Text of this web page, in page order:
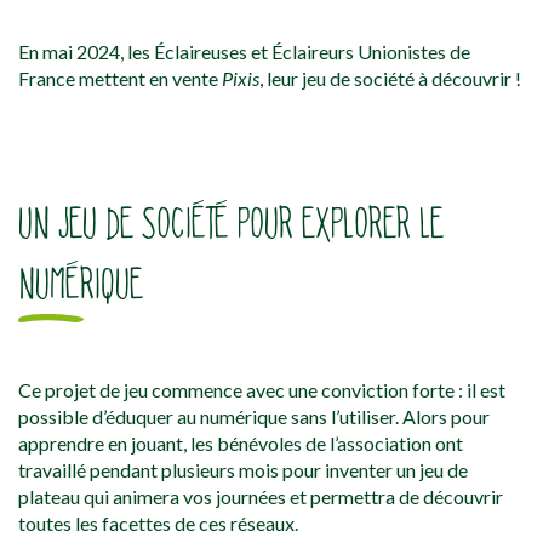
En mai 2024, les Éclaireuses et Éclaireurs Unionistes de
France mettent en vente Pixis, leur jeu de société à découvrir !
UN JEU DE SOCIÉTÉ POUR EXPLORER LE
NUMÉRIQUE
Ce projet de jeu commence avec une conviction forte : il est
possible d’éduquer au numérique sans l’utiliser. Alors pour
apprendre en jouant, les bénévoles de l’association ont
travaillé pendant plusieurs mois pour inventer un jeu de
plateau qui animera vos journées et permettra de découvrir
toutes les facettes de ces réseaux.